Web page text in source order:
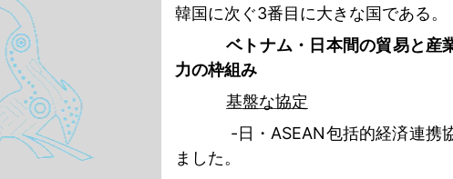
韓国に次ぐ3番目に大きな国である。
ベトナム・日本間の貿易と産
力の枠組み
基盤な協定
-日・ ASEAN包括的経済連携
ました。